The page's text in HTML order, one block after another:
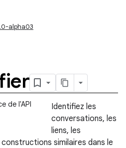
alpha03
de l'API
Identifiez les
conversations, les
liens, les
similaires dans le